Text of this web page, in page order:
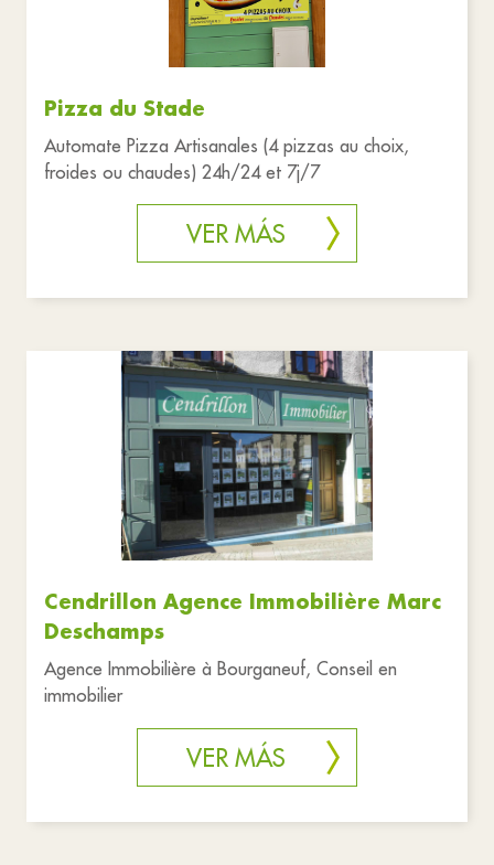
Pizza du Stade
Automate Pizza Artisanales (4 pizzas au choix,
froides ou chaudes) 24h/24 et 7j/7
VER MÁS
Cendrillon Agence Immobilière Marc
Deschamps
Agence Immobilière à Bourganeuf, Conseil en
immobilier
VER MÁS